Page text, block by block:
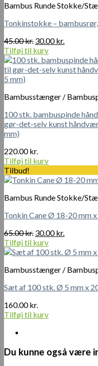
Bambus Runde Stokke/
Tonkinstokke –
45.00kr. Den
oprindelige
pris
var:
30.00kr.
pris
er:
Tilføj til kurv
Bambusstænger /
100 stk. bambuspinde
gør-det-selv kunst
mm)
220.00kr.
Tilføj til kurv
Tilbud!
Bambus Runde Stokke/
Tonkin Cane Ø 18-20 mm
65.00kr. Den
oprindelige
pris
65.00 kr..
30.00kr.
pris
30.00 kr..
Tilføj til kurv
Bambusstænger /
Sæt af 100 stk. Ø 5 mm x
160.00kr.
Tilføj til kurv
Du kunne også være